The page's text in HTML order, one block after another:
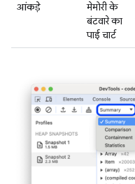
आंकड़े
मेमोरी के
बंटवारे का
पाई चार्ट